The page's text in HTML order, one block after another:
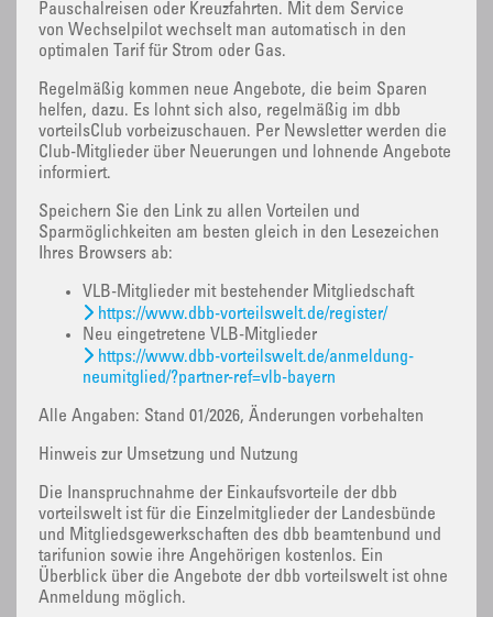
Pauschalreisen oder Kreuzfahrten. Mit dem Service
von Wechselpilot wechselt man automatisch in den
optimalen Tarif für Strom oder Gas.
Regelmäßig kommen neue Angebote, die beim Sparen
helfen, dazu. Es lohnt sich also, regelmäßig im dbb
vorteilsClub vorbeizuschauen. Per Newsletter werden die
Club-Mitglieder über Neuerungen und lohnende Angebote
informiert.
Speichern Sie den Link zu allen Vorteilen und
Sparmöglichkeiten am besten gleich in den Lesezeichen
Ihres Browsers ab:
VLB-Mitglieder mit bestehender Mitgliedschaft
https://www.dbb-vorteilswelt.de/register/
Neu eingetretene VLB-Mitglieder
https://www.dbb-vorteilswelt.de/anmeldung-
neumitglied/?partner-ref=vlb-bayern
Alle Angaben: Stand 01/2026, Änderungen vorbehalten
Hinweis zur Umsetzung und Nutzung
Die Inanspruchnahme der Einkaufsvorteile der dbb
vorteilswelt ist für die Einzelmitglieder der Landesbünde
und Mitgliedsgewerkschaften des dbb beamtenbund und
tarifunion sowie ihre Angehörigen kostenlos. Ein
Überblick über die Angebote der dbb vorteilswelt ist ohne
Anmeldung möglich.